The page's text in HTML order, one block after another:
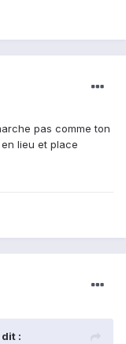
pas comme ton
lieu et place
: